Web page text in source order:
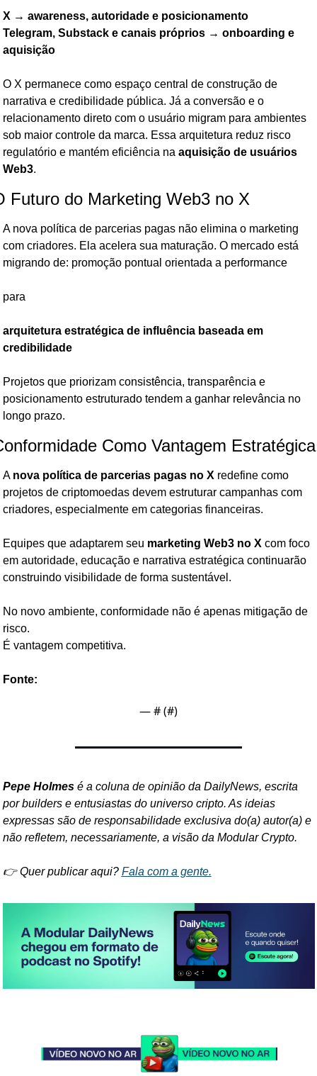
X → awareness, autoridade e posicionamento
Telegram, Substack e canais próprios → onboarding e
aquisição
O X permanece como espaço central de construção de
narrativa e credibilidade pública. Já a conversão e o
relacionamento direto com o usuário migram para ambientes
sob maior controle da marca. Essa arquitetura reduz risco
regulatório e mantém eficiência na aquisição de usuários
Web3.
Futuro do Marketing Web3 no X
A nova política de parcerias pagas não elimina o marketing
com criadores. Ela acelera sua maturação. O mercado está
migrando de: promoção pontual orientada a performance
para
arquitetura estratégica de influência baseada em
credibilidade
Projetos que priorizam consistência, transparência e
posicionamento estruturado tendem a ganhar relevância no
longo prazo.
Como Vantagem Estratégica
A nova política de parcerias pagas no X redefine como
projetos de criptomoedas devem estruturar campanhas com
criadores, especialmente em categorias financeiras.
Equipes que adaptarem seu marketing Web3 no X com foco
em autoridade, educação e narrativa estratégica continuarão
construindo visibilidade de forma sustentável.
No novo ambiente, conformidade não é apenas mitigação de
risco.
É vantagem competitiva.
Fonte:
— # (#)
Pepe Holmes é a coluna de opinião da DailyNews, escrita
por builders e entusiastas do universo cripto. As ideias
expressas são de responsabilidade exclusiva do(a) autor(a) e
não refletem, necessariamente, a visão da Modular Crypto.
👉 Quer publicar aqui? Fala com a gente.